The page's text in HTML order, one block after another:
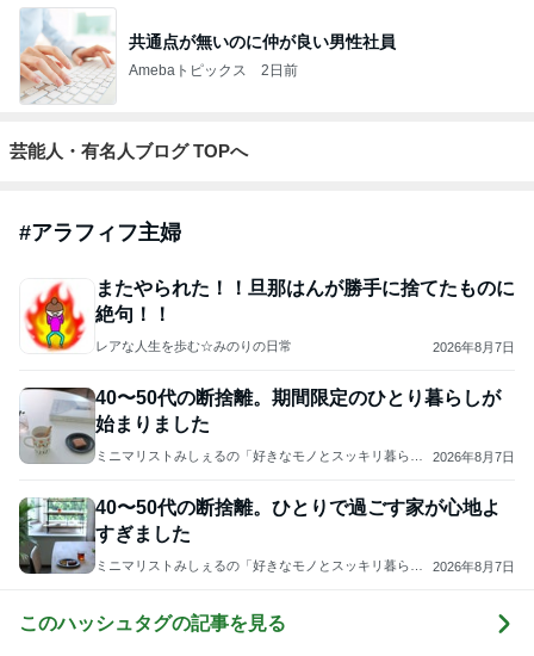
共通点が無いのに仲が良い男性社員
Amebaトピックス 2日前
芸能人・有名人ブログ TOPへ
#アラフィフ主婦
またやられた！！旦那はんが勝手に捨てたものに
絶句！！
レアな人生を歩む☆みのりの日常 2026年8月7日
40〜50代の断捨離。期間限定のひとり暮らしが
始まりました
ミニマリストみしぇるの「好きなモノとスッキリ暮ら
2026年8月7日
40〜50代の断捨離。ひとりで過ごす家が心地よ
すぎました
ミニマリストみしぇるの「好きなモノとスッキリ暮ら
2026年8月7日
このハッシュタグの記事を見る